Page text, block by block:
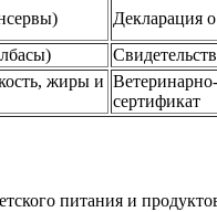
Декларация
жиры и
сертификат
питания и